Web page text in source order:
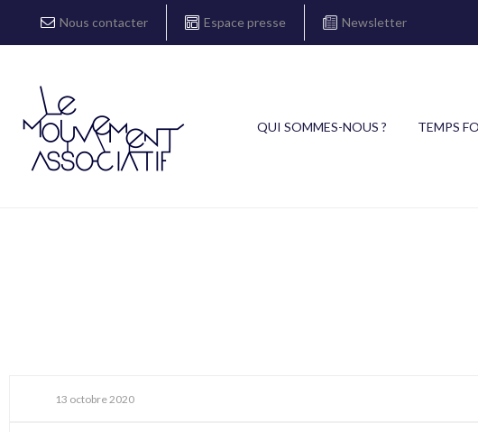
Nous contacter Espace presse Newsletter
QUI SOMMES-NOUS ? TEMPS
13 octobre 2020